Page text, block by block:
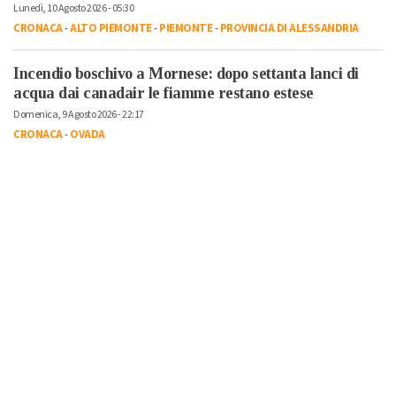
Lunedì, 10 Agosto 2026 - 05:30
CRONACA-ALTO PIEMONTE-PIEMONTE-PROVINCIA DI ALESSANDRIA
Incendio boschivo a Mornese: dopo settanta lanci di
acqua dai canadair le fiamme restano estese
Domenica, 9 Agosto 2026 - 22:17
CRONACA-OVADA